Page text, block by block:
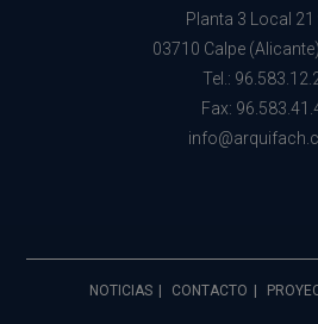
Planta 3 Local 21
03710 Calpe
Tel.:
Fax:
NOTICIAS CONTACTO